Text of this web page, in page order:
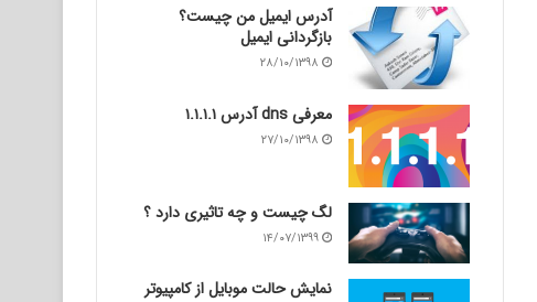
آدرس ایمیل من چیست؟
بازگردانی ایمیل
۲۸/۱۰/۱۳۹۸
معرفی dns آدرس ۱.۱.۱.۱
۲۷/۱۰/۱۳۹۸
لگ چیست و چه تاثیری دارد ؟
۱۴/۰۷/۱۳۹۹
نمایش حالت موبایل از کامپیوتر